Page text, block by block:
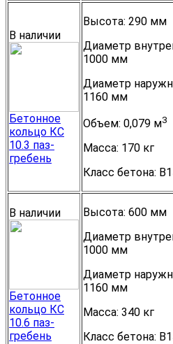
В наличии
Бетонное
кольцо КС
10.3 паз-
гребень
Высота: 290 мм
Диаметр
1000 мм
Диаметр
1160 мм
Объем: 0,079 м3
Масса: 170 кг
Класс бетона:
В наличии
Бетонное
кольцо КС
10.6 паз-
гребень
Высота: 600 мм
Диаметр
1000 мм
Диаметр
1160 мм
Масса: 340 кг
Класс бетона: